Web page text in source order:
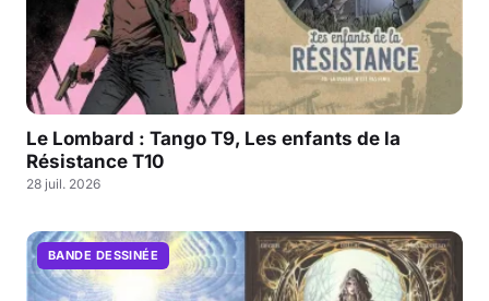
Le Lombard : Tango T9, Les enfants de la
Résistance T10
28 juil. 2026
BANDE DESSINÉE